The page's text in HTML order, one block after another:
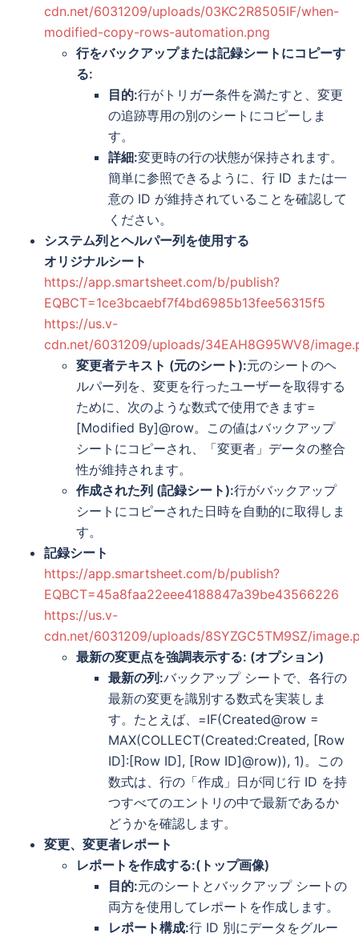
cdn.net/6031209/uploads/03KC2R8505IF/when-
modified-copy-rows-automation.png
行をバックアップまたは記録シートにコピーす
る:
目的:行がトリガー条件を満たすと、変更
の追跡専用の別のシートにコピーしま
す。
詳細:変更時の行の状態が保持されます。
簡単に参照できるように、行 ID または一
意の ID が維持されていることを確認して
ください。
システム列とヘルパー列を使用する
オリジナルシート
https://app.smartsheet.com/b/publish?
EQBCT=1ce3bcaebf7f4bd6985b13fee56315f5
https://us.v-
cdn.net/6031209/uploads/34EAH8G95WV8/
変更者テキスト (元のシート):元のシートのヘ
ルパー列を、変更を行ったユーザーを取得する
ために、次のような数式で使用できます=
[Modified By]@row。この値はバックアップ
シートにコピーされ、「変更者」データの整合
性が維持されます。
作成された列 (記録シート):行がバックアップ
シートにコピーされた日時を自動的に取得しま
す。
記録シート
https://app.smartsheet.com/b/publish?
EQBCT=45a8faa22eee4188847a39be43566226
https://us.v-
cdn.net/6031209/uploads/8SYZGC5TM9SZ/
最新の変更点を強調表示する: (オプション)
最新の列:バックアップ シートで、各行の
最新の変更を識別する数式を実装しま
す。たとえば、=IF(Created@row =
MAX(COLLECT(Created:Created, [Row
ID]:[Row ID], [Row ID]@row)), 1)。この
数式は、行の「作成」日が同じ行 ID を持
つすべてのエントリの中で最新であるか
どうかを確認します。
変更、変更者レポート
レポートを作成する:(トップ画像)
目的:元のシートとバックアップ シートの
両方を使用してレポートを作成します。
レポート構成:行 ID 別にデータをグルー